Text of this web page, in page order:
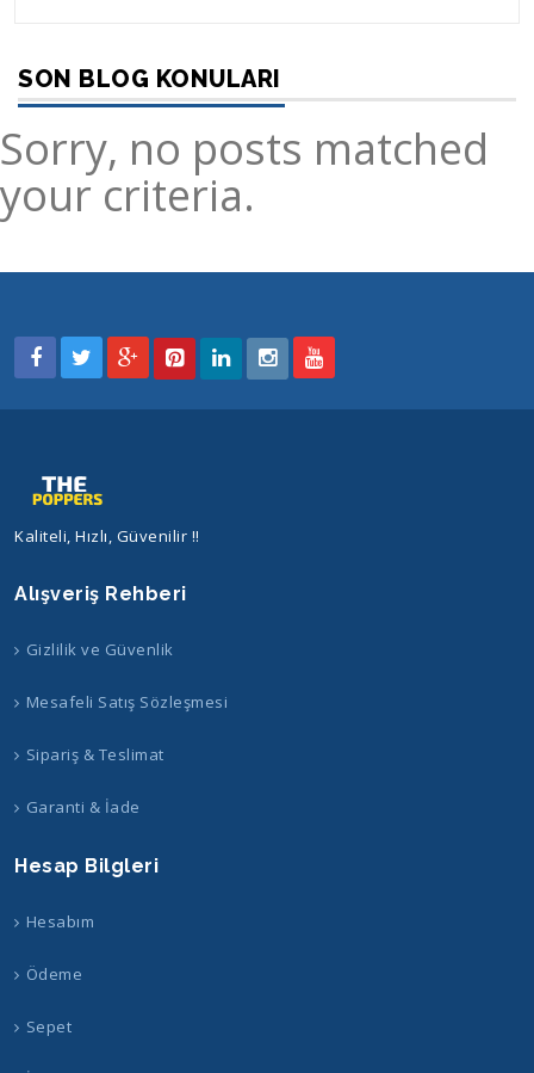
SON BLOG KONULARI
Sorry, no posts matched
your criteria.
Kaliteli, Hızlı, Güvenilir !!
Alışveriş Rehberi
Gizlilik ve Güvenlik
Mesafeli Satış Sözleşmesi
Sipariş & Teslimat
Garanti & İade
Hesap Bilgleri
Hesabım
Ödeme
Sepet